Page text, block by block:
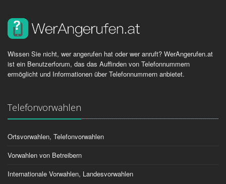
Wissen Sie nicht, wer angerufen hat oder wer anruft? WerAngerufen.at
ist ein Benutzerforum, das das Auffinden von Telefonnummern
ermöglicht und Informationen über Telefonnummern anbietet.
Telefonvorwahlen
Ortsvorwahlen, Telefonvorwahlen
Vorwahlen von Betreibern
Internationale Vorwahlen, Landesvorwahlen